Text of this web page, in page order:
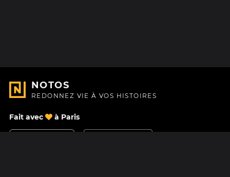
NOTOS
REDONNEZ VIE À VOS HISTOIRES
Fait avec à Paris